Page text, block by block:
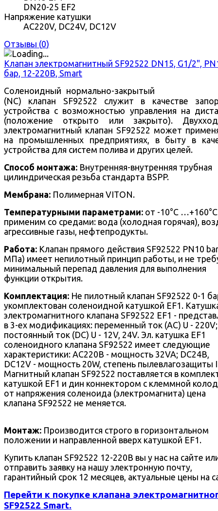
DN20-25 EF2
Напряжение катушки
AC220V, DC24V, DC12V
Отзывы (0)
Клапан электромагнитный SF92522 DN15, G1/2",
бар, 12-220В, Smart
Соленоидный нормально-закрытый
(NC) клапан SF92522 служит в качестве
устройства с возможностью управления на
(положение открыто или закрыто).
электромагнитный клапан SF92522 может
на промышленных предприятиях, в быту в
устройства для систем полива и других целей.
Способ монтажа: Внутренняя-внутренняя трубная
цилиндрическая резьба стандарта BSPP.
Мембрана: Полимерная VITON.
Температурными параметрами: от -10°С …+160°С
применим со средами: вода (холодная горячая),
агрессивные газы, нефтепродукты.
Работа: Клапан прямого действия SF92522 PN10
МПа) имеет непилотный принцип работы, и не
минимальный перепад давления для выполнения
функции открытия.
Комплектация: Не пилотный клапан SF92522 0-1
укомплектован соленоидной катушкой EF1.
электромагнитного клапана SF92522 EF1 -
в 3-ех модификациях: переменный ток (AC) U - 220V;
постоянный ток (DC) U - 12V, 24V. Эл. катушка EF1
соленоидного клапана SF92522 имеет следующие
характеристики: AC220В - мощность 32VA; DC24В,
DC12V - мощность 20W, степень пылевлагозащиты
Магнитный клапан SF92522 поставляется в
катушкой EF1 и дин коннектором с клеммной
от напряжения соленоида (электромагнита) цена
клапана SF92522 не меняется.
Монтаж: Производится строго в горизонтальном
положении и направленной вверх катушкой EF1.
Купить клапан SF92522 12-220В вы у нас на сайте
отправить заявку на нашу электронную почту,
гарантийный срок 12 месяцев, актуальные цены на
Перейти к покупке клапана
SF92522 Smart.